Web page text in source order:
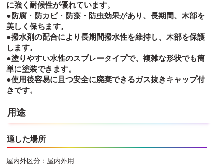
に強く耐候性が優れています。
●防腐・防カビ・防藻・防虫効果があり、長期間、木部を
美しく保ちます。
●撥水剤の配合により長期間撥水性を維持し、木部を保護
します。
●塗りやすい水性のスプレータイプで、複雑な形状でも簡
単に塗装できます。
●使用後容易に且つ安全に廃棄できるガス抜きキャップ付
きです。
用途
適した場所
屋内外区分：屋内外用